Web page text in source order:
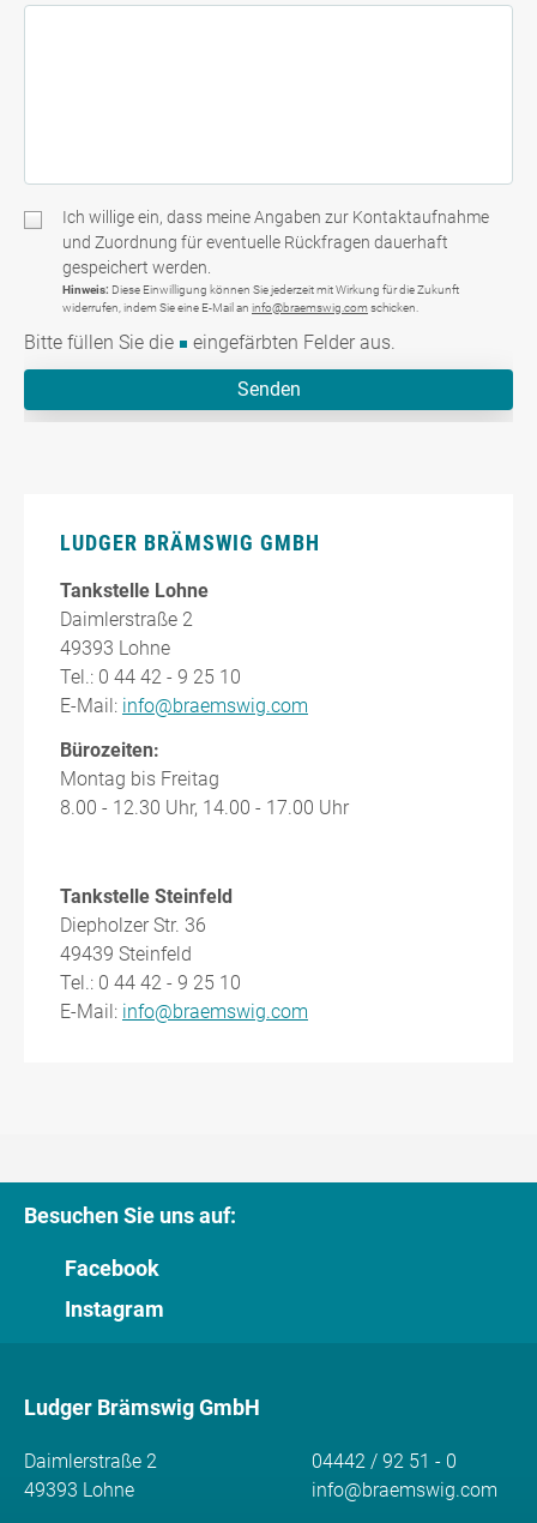
LUDGER BRÄMSWIG GMBH
Tankstelle Lohne
Daimlerstraße 2
49393 Lohne
Tel.: 0 44 42 - 9 25 10
E-Mail: info@braemswig.com
Bürozeiten:
Montag bis Freitag
8.00 - 12.30 Uhr, 14.00 - 17.00 Uhr
Tankstelle Steinfeld
Diepholzer Str. 36
49439 Steinfeld
Tel.: 0 44 42 - 9 25 10
E-Mail: info@braemswig.com
Besuchen Sie uns auf:
Facebook
Instagram
Ludger Brämswig GmbH
Daimlerstraße 2
49393 Lohne
04442 / 92 51 - 0
info@braemswig.com